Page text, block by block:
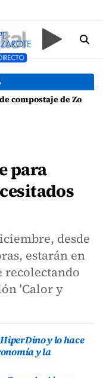
tratar 4.375 toneladas de biorresiduos
para
desde
estarán en
recolectando
'Calor y
y lo hace
y la